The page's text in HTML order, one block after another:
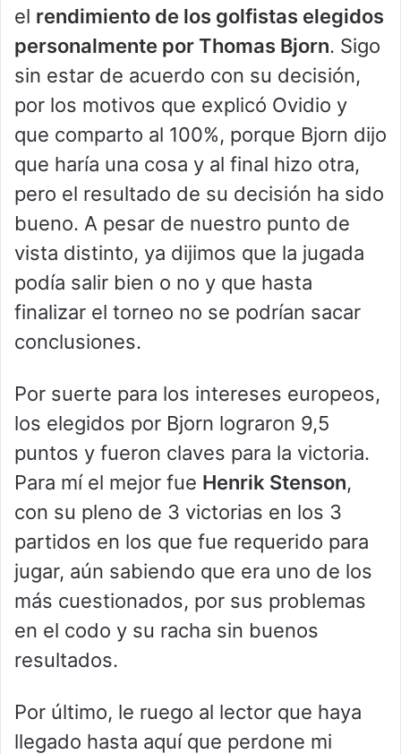
el rendimiento de los golfistas elegidos
personalmente por Thomas Bjorn. Sigo
sin estar de acuerdo con su decisión,
por los motivos que explicó Ovidio y
que comparto al 100%, porque Bjorn dijo
que haría una cosa y al final hizo otra,
pero el resultado de su decisión ha sido
bueno. A pesar de nuestro punto de
vista distinto, ya dijimos que la jugada
podía salir bien o no y que hasta
finalizar el torneo no se podrían sacar
conclusiones.
Por suerte para los intereses europeos,
los elegidos por Bjorn lograron 9,5
puntos y fueron claves para la victoria.
Para mí el mejor fue Henrik Stenson,
con su pleno de 3 victorias en los 3
partidos en los que fue requerido para
jugar, aún sabiendo que era uno de los
más cuestionados, por sus problemas
en el codo y su racha sin buenos
resultados.
Por último, le ruego al lector que haya
llegado hasta aquí que perdone mi